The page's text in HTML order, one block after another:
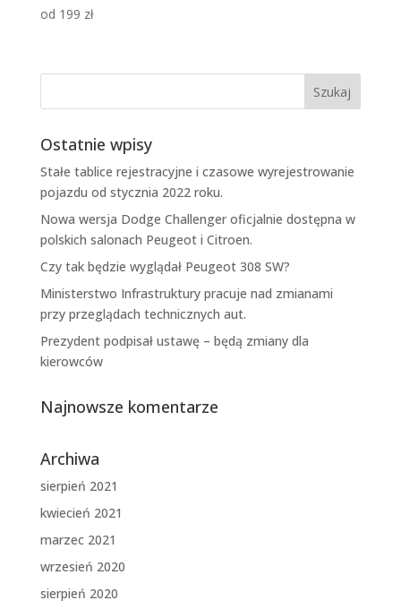
od 199 zł
Ostatnie wpisy
Stałe tablice rejestracyjne i czasowe wyrejestrowanie
pojazdu od stycznia 2022 roku.
Nowa wersja Dodge Challenger oficjalnie dostępna w
polskich salonach Peugeot i Citroen.
Czy tak będzie wyglądał Peugeot 308 SW?
Ministerstwo Infrastruktury pracuje nad zmianami
przy przeglądach technicznych aut.
Prezydent podpisał ustawę – będą zmiany dla
kierowców
Najnowsze komentarze
Archiwa
sierpień 2021
kwiecień 2021
marzec 2021
wrzesień 2020
sierpień 2020